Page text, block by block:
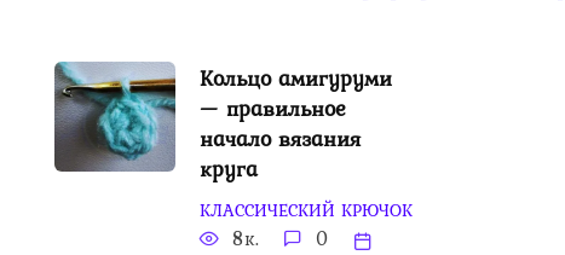
Кольцо амигуруми
— правильное
начало вязания
круга
КЛАССИЧЕСКИЙ КРЮЧОК
8к.
0